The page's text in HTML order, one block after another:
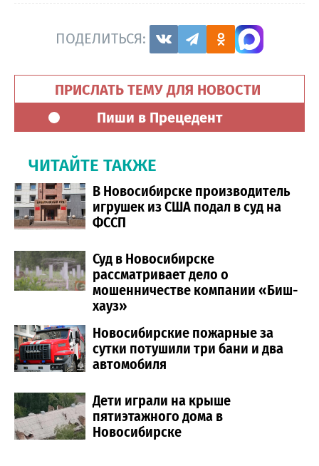
ПОДЕЛИТЬСЯ:
ПРИСЛАТЬ ТЕМУ ДЛЯ НОВОСТИ
Пиши в Прецедент
ЧИТАЙТЕ ТАКЖЕ
В Новосибирске производитель
игрушек из США подал в суд на
ФССП
Суд в Новосибирске
рассматривает дело о
мошенничестве компании «Биш-
хауз»
Новосибирские пожарные за
сутки потушили три бани и два
автомобиля
Дети играли на крыше
пятиэтажного дома в
Новосибирске